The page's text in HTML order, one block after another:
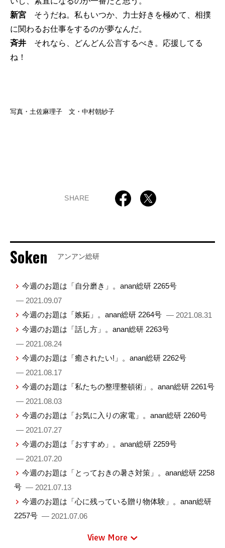
新宮 そうだね。私もいつか、力士好きを極めて、相撲
に関わるお仕事をするのが夢なんだ。
斉井 それなら、どんどん公言するべき。応援してる
ね！
写真・土佐麻理子 文・中村朝紗子
SHARE
Soken アンアン総研
今週のお題は「自分磨き」。anan総研 2265号
— 2021.09.07
今週のお題は「嫉妬」。anan総研 2264号 — 2021.08.31
今週のお題は「話し方」。anan総研 2263号
— 2021.08.24
今週のお題は「癒されたい!」。anan総研 2262号
— 2021.08.17
今週のお題は「私たちの整理整頓術」。anan総研 2261号
— 2021.08.03
今週のお題は「お気に入りの家電」。anan総研 2260号
— 2021.07.27
今週のお題は「おすすめ」。anan総研 2259号
— 2021.07.20
今週のお題は「とっておきの暑さ対策」。anan総研 2258
号 — 2021.07.13
今週のお題は「心に残っている贈り物体験」。anan総研
2257号 — 2021.07.06
View More